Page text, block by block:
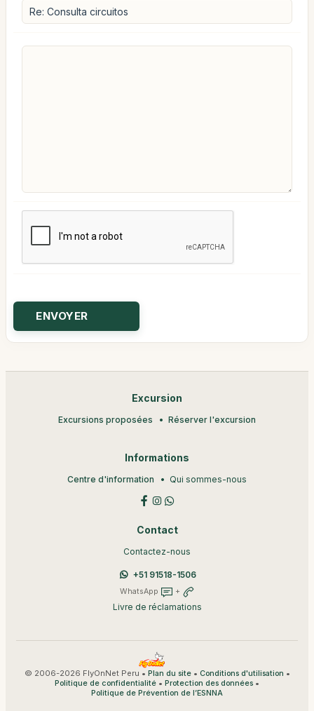
Excursion
Excursions proposées Réserver l'excursion
Informations
Centre d'information Qui sommes-nous
Contact
Contactez-nous
+51 91518-1506
WhatsApp +
Livre de réclamations
© 2006-2026 FlyOnNet Peru • Plan du site• Conditions d'utilisation •
Politique de confidentialité • Protection des données •
Politique de Prévention de l’ESNNA